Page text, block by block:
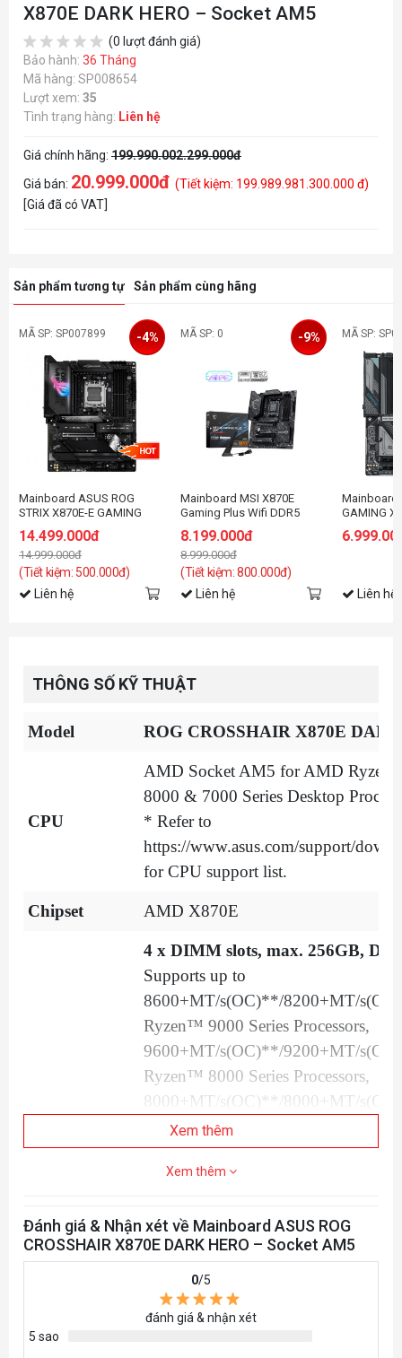
X870E DARK HERO – Socket AM5
(0 lượt đánh giá)
Bảo hành: 36 Tháng
Mã hàng: SP008654
Lượt xem: 35
Tình trạng hàng: Liên hệ
Giá chính hãng: 199.990.002.299.000đ
Giá bán: 20.999.000đ (Tiết kiệm: 199.989.981.300.000 đ)
[Giá đã có VAT]
Sản phẩm tương tự Sản phẩm cùng hãng
MÃ SP: SP007899
Mainboard ASUS ROG
STRIX X870E-E GAMING
14.499.000đ
14.999.000đ
(Tiết kiệm: 500.000đ)
-4%
Liên hệ
MÃ SP: 0
Mainboard MSI X870E
Gaming Plus Wifi DDR5
8.199.000đ
8.999.000đ
(Tiết kiệm: 800.000đ)
-9%
Liên hệ
MÃ SP:
Mainboard
GAMING X
Liên hệ
THÔNG SỐ KỸ THUẬT
Model ROG CROSSHAIR X870E
CPU
AMD Socket AM5 for AMD
8000 & 7000 Series Desktop
* Refer to
https://www.asus.com/support/
for CPU support list.
Chipset AMD X870E
4 x DIMM slots, max. 256GB,
Supports up to
8600+MT/s(OC)**/8200+MT/
Ryzen™ 9000 Series Processors,
9600+MT/s(OC)**/9200+MT/
Ryzen™ 8000 Series Processors,
8000+MT/s(OC)**/8000+MT/
Ryzen™ 7000 Series Processors,
ECC and Non-ECC, Un-buffered
Dual channel memory architecture
Overclocking (EXPO™)
Supports DIMM Fit and DIMM Fit
NitroPath DRAM Technology
ASUS Enhanced Memory Profile
* Supported memory types, data rate
Xem thêm
Xem thêm
Đánh giá & Nhận xét về Mainboard ASUS ROG
CROSSHAIR X870E DARK HERO – Socket AM5
0/5
đánh giá & nhận xét
5 sao